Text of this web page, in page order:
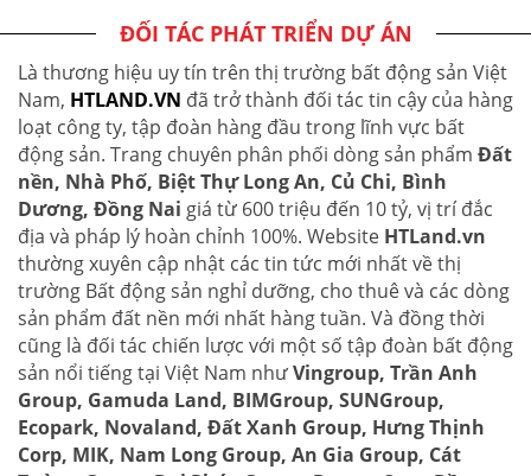
ĐỐI TÁC PHÁT TRIỂN DỰ ÁN
Là thương hiệu uy tín trên thị trường bất động sản Việt
Nam, HTLAND.VN đã trở thành đối tác tin cậy của hàng
loạt công ty, tập đoàn hàng đầu trong lĩnh vực bất
động sản. Trang chuyên phân phối dòng sản phẩm Đất
nền, Nhà Phố, Biệt Thự Long An, Củ Chi, Bình
Dương, Đồng Nai giá từ 600 triệu đến 10 tỷ, vị trí đắc
địa và pháp lý hoàn chỉnh 100%. Website HTLand.vn
thường xuyên cập nhật các tin tức mới nhất về thị
trường Bất động sản nghỉ dưỡng, cho thuê và các dòng
sản phẩm đất nền mới nhất hàng tuần. Và đồng thời
cũng là đối tác chiến lược với một số tập đoàn bất động
sản nổi tiếng tại Việt Nam nhưVingroup, Trần Anh
Group, Gamuda Land, BIMGroup, SUNGroup,
Ecopark, Novaland, Đất Xanh Group, Hưng Thịnh
Corp, MIK, Nam Long Group, An Gia Group, Cát